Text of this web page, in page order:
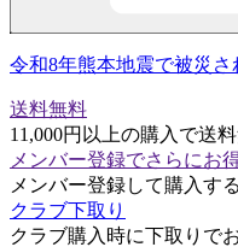
令和8年熊本地震で被災
送料無料
11,000円以上の購入で送
メンバー登録でさらにお
メンバー登録して購入す
クラブ下取り
クラブ購入時に下取りで